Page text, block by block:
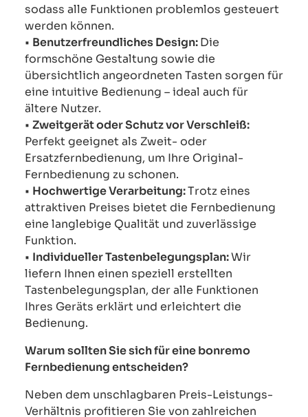
sodass alle Funktionen problemlos gesteuert
werden können.
• Benutzerfreundliches Design:Die
formschöne Gestaltung sowie die
übersichtlich angeordneten Tasten sorgen für
eine intuitive Bedienung – ideal auch für
ältere Nutzer.
• Zweitgerät oder Schutz vor Verschleiß:
Perfekt geeignet als Zweit- oder
Ersatzfernbedienung, um Ihre Original-
Fernbedienung zu schonen.
• Hochwertige Verarbeitung:Trotz eines
attraktiven Preises bietet die Fernbedienung
eine langlebige Qualität und zuverlässige
Funktion.
• Individueller Tastenbelegungsplan:Wir
liefern Ihnen einen speziell erstellten
Tastenbelegungsplan, der alle Funktionen
Ihres Geräts erklärt und erleichtert die
Bedienung.
Warum sollten Sie sich für eine bonremo
Fernbedienung entscheiden?
Neben dem unschlagbaren Preis-Leistungs-
Verhältnis profitieren Sie von zahlreichen